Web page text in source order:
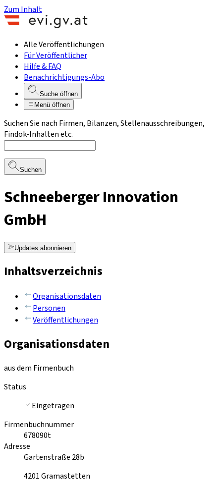
Zum Inhalt
Alle Veröffentlichungen
Für Veröffentlicher
Hilfe & FAQ
Benachrichtigungs-Abo
Suche öffnen
Menü öffnen
Suchen Sie nach Firmen, Bilanzen, Stellenausschreibungen,
Findok-Inhalten etc.
Suchen
Schneeberger Innovation
GmbH
Updates abonnieren
Inhaltsverzeichnis
Organisationsdaten
Personen
Veröffentlichungen
Organisationsdaten
aus dem Firmenbuch
Status
Eingetragen
Firmenbuchnummer
678090t
Adresse
Gartenstraße 28b
4201Gramastetten